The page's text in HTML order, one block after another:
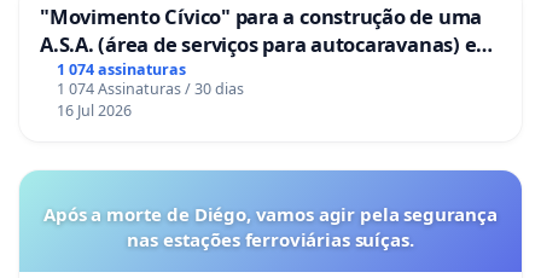
"Movimento Cívico" para a construção de uma
A.S.A. (área de serviços para autocaravanas) em
Coimbra
1 074 assinaturas
1 074 Assinaturas / 30 dias
16 Jul 2026
Após a morte de Diégo, vamos agir pela segurança
nas estações ferroviárias suíças.